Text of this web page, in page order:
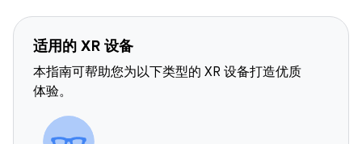
适用的 XR 设备
本指南可帮助您为以下类型的 XR 设备打造优质
体验。